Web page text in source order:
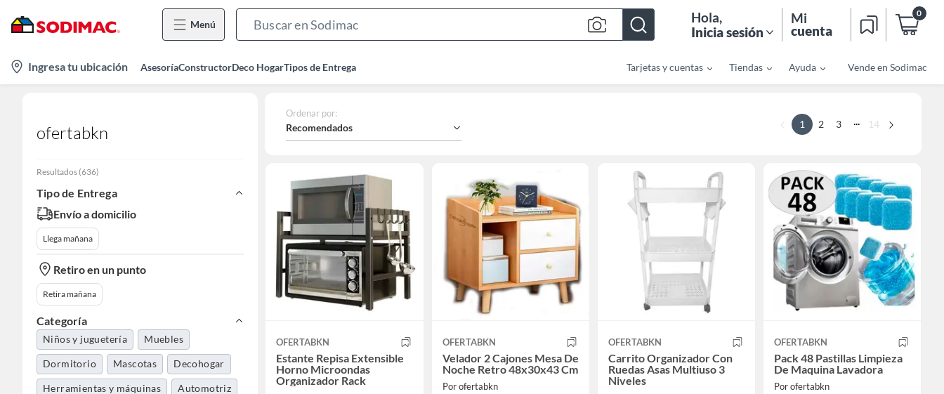
Menú
Bar
Hola,
Inicia sesión
Mi
cuenta
0
location-
icon
Ingresa tu ubicación AsesoríaConstructorDeco HogarTipos de Entrega Tarjetas y cuentas Tiendas Ayuda Vende en Sodimac
ofertabkn
Resultados (636)
Tipo de Entrega
Envío a domicilio
Llega mañana
Retiro en un punto
Retira mañana
Categoría
Niños y juguetería Muebles
Dormitorio Mascotas Decohogar
Herramientas y máquinas Automotriz
Ordenar por:
Recomendados 1 2 3 ... 14
OFERTABKN
Estante Repisa Extensible
Horno Microondas
Organizador Rack
OFERTABKN
Velador 2 Cajones Mesa De
Noche Retro 48x30x43 Cm
Por ofertabkn
OFERTABKN
Carrito Organizador Con
Ruedas Asas Multiuso 3
Niveles
OFERTABKN
Pack 48 Pastillas Limpieza
De Maquina Lavadora
Por ofertabkn